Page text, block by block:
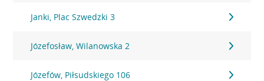
Janki, Plac Szwedzki 3
Józefosław, Wilanowska 2
Józefów, Piłsudskiego 106